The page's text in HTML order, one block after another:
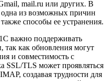
mail.ru или других. В
одна из возможных причин
способы ее устранения.
важно поддерживать
как обновления могут
и совместимость с
SSL/TLS может проявляться
создавая трудности для